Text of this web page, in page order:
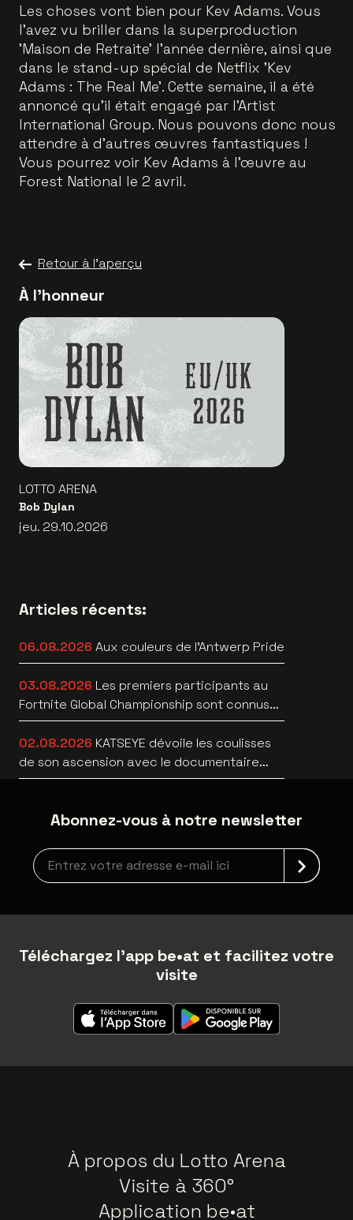
Les choses vont bien pour Kev Adams. Vous
l'avez vu briller dans la superproduction
'Maison de Retraite' l'année dernière, ainsi que
dans le stand-up spécial de Netflix 'Kev
Adams : The Real Me'. Cette semaine, il a été
annoncé qu'il était engagé par l'Artist
International Group. Nous pouvons donc nous
attendre à d'autres œuvres fantastiques !
Vous pourrez voir Kev Adams à l'œuvre au
Forest National le 2 avril.
Retour à l'aperçu
À l'honneur
LOTTO ARENA
Bob Dylan
jeu. 29.10.2026
Articles récents:
06.08.2026 Aux couleurs de l'Antwerp Pride
03.08.2026 Les premiers participants au
Fortnite Global Championship sont connus
au Lotto Arena
02.08.2026 KATSEYE dévoile les coulisses
de son ascension avec le documentaire
WILD HEARTS [trailer]
Abonnez-vous à notre newsletter
Inscription à la newsletter
Téléchargez l'app be•at et facilitez votre
visite
À propos du Lotto Arena
Visite à 360°
Application be•at